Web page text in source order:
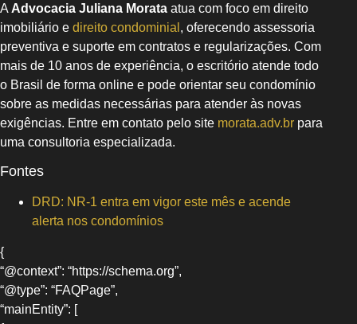
A Advocacia Juliana Morata atua com foco em direito
imobiliário e direito condominial , oferecendo assessoria
preventiva e suporte em contratos e regularizações. Com
mais de 10 anos de experiência, o escritório atende todo
o Brasil de forma online e pode orientar seu condomínio
sobre as medidas necessárias para atender às novas
exigências. Entre em contato pelo site morata.adv.br para
uma consultoria especializada.
Fontes
DRD: NR-1 entra em vigor este mês e acende
alerta nos condomínios
{
“@context”: “https://schema.org”,
“@type”: “FAQPage”,
“mainEntity”: [